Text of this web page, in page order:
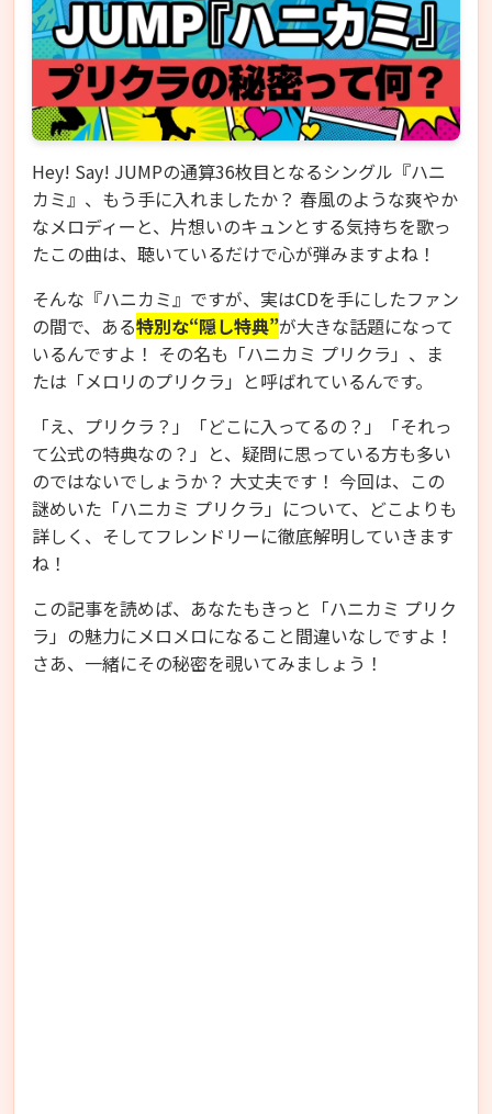
Hey! Say! JUMPの通算36枚目となるシングル『ハニ
カミ』、もう手に入れましたか？ 春風のような爽やか
なメロディーと、片想いのキュンとする気持ちを歌っ
たこの曲は、聴いているだけで心が弾みますよね！
そんな『ハニカミ』ですが、実はCDを手にしたファン
の間で、ある特別な“隠し特典”が大きな話題になって
いるんですよ！ その名も「ハニカミ プリクラ」、ま
たは「メロリのプリクラ」と呼ばれているんです。
「え、プリクラ？」「どこに入ってるの？」「それっ
て公式の特典なの？」と、疑問に思っている方も多い
のではないでしょうか？ 大丈夫です！ 今回は、この
謎めいた「ハニカミ プリクラ」について、どこよりも
詳しく、そしてフレンドリーに徹底解明していきます
ね！
この記事を読めば、あなたもきっと「ハニカミ プリク
ラ」の魅力にメロメロになること間違いなしですよ！
さあ、一緒にその秘密を覗いてみましょう！